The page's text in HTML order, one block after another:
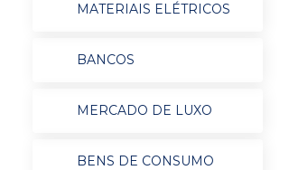
MATERIAIS ELÉTRICOS
BANCOS
MERCADO DE LUXO
BENS DE CONSUMO